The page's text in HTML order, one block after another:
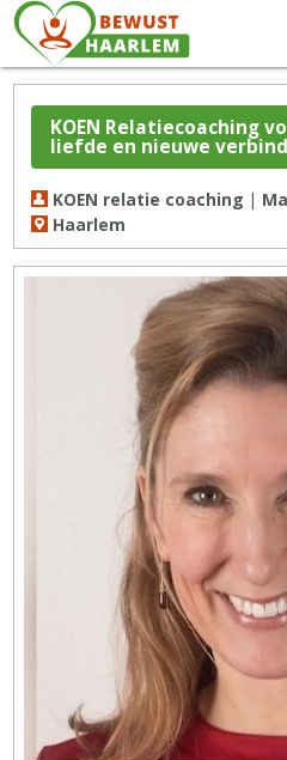
KOEN Relatiecoaching
liefde en nieuwe
KOEN relatie coaching |
Haarlem